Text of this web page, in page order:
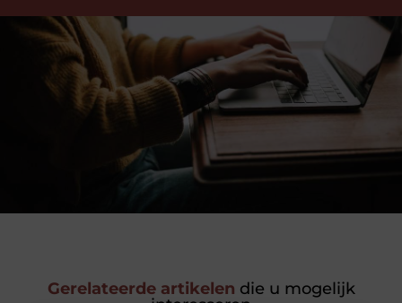
Gerelateerde artikelen die u mogelijk